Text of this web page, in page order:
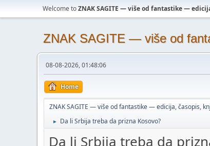
Welcome toZNAK SAGITE — više od fantastike —
ZNAK SAGITE — više od
08-08-2026, 01:48:06
Home
ZNAK SAGITE — više od fantastike — edicija, časopis,
► Da li Srbija treba da prizna Kosovo?
Da li Srbija treba da